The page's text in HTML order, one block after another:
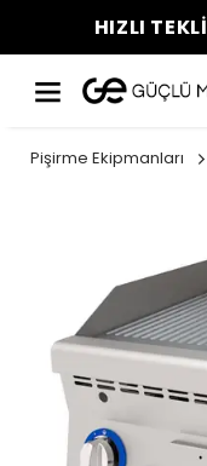
HIZLI
Pişirme Ekipmanları